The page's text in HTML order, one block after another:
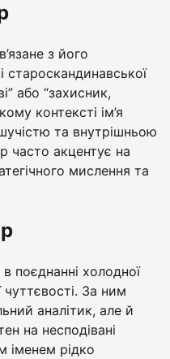
з його
староскандинавської
або “захисник,
контексті ім’я
та внутрішньою
часто акцентує на
мислення та
поєднанні холодної
чуттєвості. За ним
аналітик, але й
на несподівані
іменем рідко